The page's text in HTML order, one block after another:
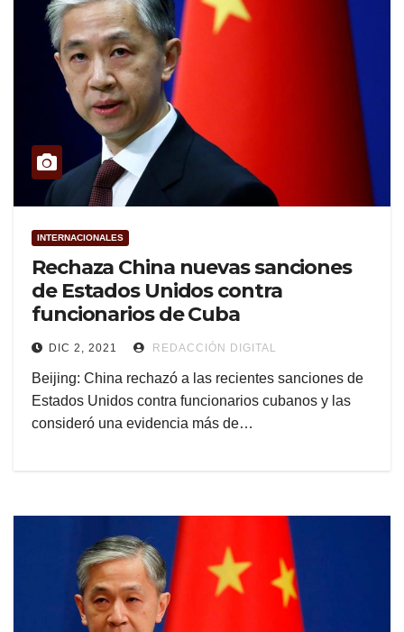
INTERNACIONALES
Rechaza China nuevas sanciones
de Estados Unidos contra
funcionarios de Cuba
DIC 2, 2021 REDACCIÓN DIGITAL
Beijing: China rechazó a las recientes sanciones de
Estados Unidos contra funcionarios cubanos y las
consideró una evidencia más de…